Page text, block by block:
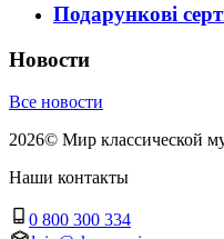
Подарункові
Новости
Все новости
2026© Мир классической
Наши контакты
0 800 300 334